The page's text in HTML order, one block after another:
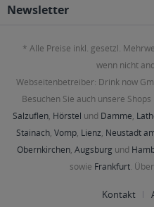
Newsletter
* Alle Preise inkl. gesetzl.
wenn nicht
Webseitenbetreiber: Drink now
Besuchen Sie auch unsere Shops
Salzuflen, Hörstel und Damme,
Stainach, Vomp, Lienz, Neustadt
Obernkirchen, Augsburg und
sowie Frankfurt.
Kontakt